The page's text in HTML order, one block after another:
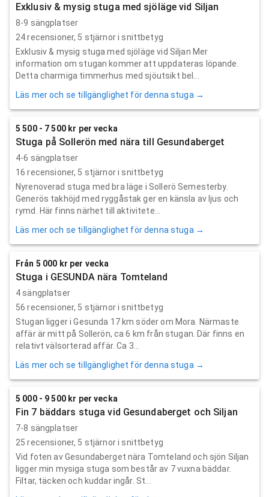
Exklusiv & mysig stuga med sjöläge vid Siljan
8-9 sängplatser
24recensioner, 5 stjärnor i snittbetyg
Exklusiv & mysig stuga med sjöläge vid Siljan Mer
information om stugan kommer att uppdateras löpande.
Detta charmiga timmerhus med sjöutsikt bel...
Läs mer och se tillgänglighet för denna stuga →
5 500 - 7 500 kr per vecka
Stuga på Sollerön med nära till Gesundaberget
4-6 sängplatser
16 recensioner, 5 stjärnor i snittbetyg
Nyrenoverad stuga med bra läge i Sollerö Semesterby.
Generös takhöjd med ryggåstak ger en känsla av ljus och
rymd. Här finns närhet till aktivitete...
Läs mer och se tillgänglighet för denna stuga →
Från 5 000 kr per vecka
Stuga i GESUNDA nära Tomteland
4 sängplatser
56 recensioner, 5 stjärnor i snittbetyg
Stugan ligger i Gesunda 17 km söder om Mora. Närmaste
affär är mitt på Sollerön, ca 6 km från stugan. Där finns en
relativt välsorterad affär. Ca 3...
Läs mer och se tillgänglighet för denna stuga →
5 000 - 9 500 kr per vecka
Fin 7 bäddars stuga vid Gesundaberget och Siljan
7-8 sängplatser
25 recensioner, 5 stjärnor i snittbetyg
Vid foten av Gesundaberget nära Tomteland och sjön Siljan
ligger min mysiga stuga som består av 7 vuxna bäddar.
Filtar, täcken och kuddar ingår. St...